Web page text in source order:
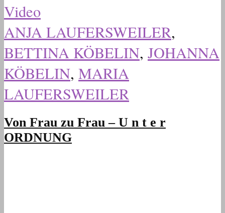
Video
ANJA LAUFERSWEILER,
BETTINA KÖBELIN, JOHANNA
KÖBELIN, MARIA
LAUFERSWEILER
Von Frau zu Frau – U n t e r
ORDNUNG